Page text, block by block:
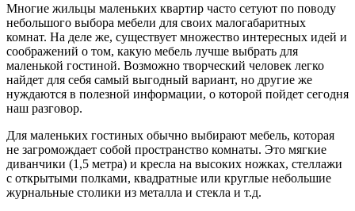
Многие жильцы маленьких квартир часто сетуют по поводу
небольшого выбора мебели для своих малогабаритных
комнат. На деле же, существует множество интересных идей и
соображений о том, какую мебель лучше выбрать для
маленькой гостиной. Возможно творческий человек легко
найдет для себя самый выгодный вариант, но другие же
нуждаются в полезной информации, о которой пойдет сегодня
наш разговор.
Для маленьких гостиных обычно выбирают мебель, которая
не загромождает собой пространство комнаты. Это мягкие
диванчики (1,5 метра) и кресла на высоких ножках, стеллажи
с открытыми полками, квадратные или круглые небольшие
журнальные столики из металла и стекла и т.д.